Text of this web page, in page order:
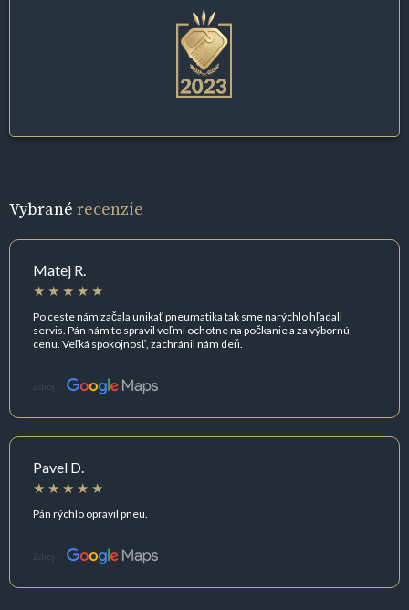
Vybrané recenzie
Matej R.
Po ceste nám začala unikať pneumatika tak sme narýchlo hľadali
servis. Pán nám to spravil veľmi ochotne na počkanie a za výbornú
cenu. Veľká spokojnosť, zachránil nám deň.
Zdroj:
Pavel D.
Pán rýchlo opravil pneu.
Zdroj: